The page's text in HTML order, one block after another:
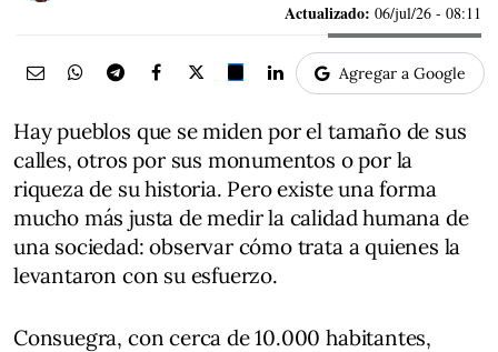
Actualizado: 06/jul/26 - 08:11
Agregar a Google
Hay pueblos que se miden por el tamaño de sus
calles, otros por sus monumentos o por la
riqueza de su historia. Pero existe una forma
mucho más justa de medir la calidad humana de
una sociedad: observar cómo trata a quienes la
levantaron con su esfuerzo.
Consuegra, con cerca de 10.000 habitantes,